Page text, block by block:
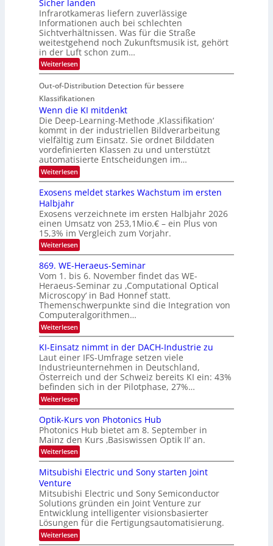
e
m
s
u
n
d
M
a
n
t
i
S
p
e
c
t
r
h
k
e
i
t
e
r
i
n
V
I
S
I
O
N
T
e
c
h
T
a
l
k
e
d
T
o
u
r
u
d
e
r
V
S
O
N
2
0
2
6
Sicher landen
Infrarotkameras liefern zuverlässige
Informationen auch bei schlechten
Sichtverhältnissen. Was für die Straße
weitestgehend noch Zukunftsmusik ist, gehört
in der Luft schon zum…
Weiterlesen:
S
c
h
l
a
n
d
e
n
Out-of-Distribution Detection für bessere
Klassifikationen
Wenn die KI mitdenkt
Die Deep-Learning-Methode ‚Klassifikation‘
kommt in der industriellen Bildverarbeitung
vielfältig zum Einsatz. Sie ordnet Bilddaten
vordefinierten Klassen zu und unterstützt
automatisierte Entscheidungen im…
Weiterlesen:
W
n
d
i
e
K
I
m
i
t
d
e
n
k
t
Exosens meldet starkes Wachstum im ersten
Halbjahr
Exosens verzeichnete im ersten Halbjahr 2026
einen Umsatz von 253,1Mio.€ – ein Plus von
15,3% im Vergleich zum Vorjahr.
Weiterlesen:
E
x
o
s
e
n
s
m
e
l
d
e
t
s
t
a
r
k
e
W
a
c
h
s
u
i
m
e
r
s
t
e
869. WE-Heraeus-Seminar
Vom 1. bis 6. November findet das WE-
Heraeus-Seminar zu ‚Computational Optical
Microscopy‘ in Bad Honnef statt.
Themenschwerpunkte sind die Integration von
Computeralgorithmen…
Weiterlesen:
8
9
.
W
E
-
H
e
r
a
e
u
s
-
S
e
n
a
r
KI-Einsatz nimmt in der DACH-Industrie zu
Laut einer IFS-Umfrage setzen viele
Industrieunternehmen in Deutschland,
Österreich und der Schweiz bereits KI ein: 43%
befinden sich in der Pilotphase, 27%…
Weiterlesen:
K
-
E
i
n
s
t
n
m
m
t
i
n
Optik-Kurs von Photonics Hub
Photonics Hub bietet am 8. September in
Mainz den Kurs ‚Basiswissen Optik II‘ an.
Weiterlesen:
O
p
t
k
-
K
u
r
s
Mitsubishi Electric und Sony starten Joint
Venture
Mitsubishi Electric und Sony Semiconductor
Solutions gründen ein Joint Venture zur
Entwicklung intelligenter visionsbasierter
Lösungen für die Fertigungsautomatisierung.
Weiterlesen:
M